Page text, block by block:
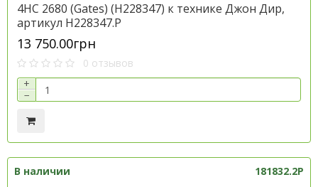
4HC 2680 (Gates) (H228347) к технике Джон Дир,
артикул H228347.P
13 750.00грн
0 отзывов
+
−
В наличии 181832.2P